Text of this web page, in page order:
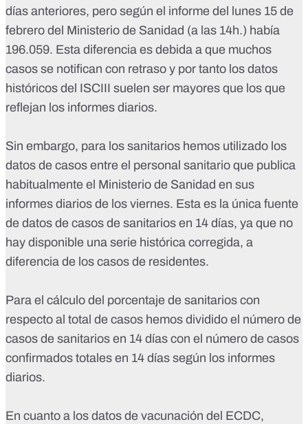
días anteriores, pero según el informe del lunes 15 de
febrero del Ministerio de Sanidad (a las 14h.) había
196.059. Esta diferencia es debida a que muchos
casos se notifican con retraso y por tanto los datos
históricos del ISCIII suelen ser mayores que los que
reflejan los informes diarios.
Sin embargo, para los sanitarios hemos utilizado los
datos de casos entre el personal sanitario que publica
habitualmente el Ministerio de Sanidad en sus
informes diarios de los viernes. Esta es la única fuente
de datos de casos de sanitarios en 14 días, ya que no
hay disponible una serie histórica corregida, a
diferencia de los casos de residentes.
Para el cálculo del porcentaje de sanitarios con
respecto al total de casos hemos dividido el número de
casos de sanitarios en 14 días con el número de casos
confirmados totales en 14 días según los informes
diarios.
En cuanto a los datos de vacunación del ECDC,